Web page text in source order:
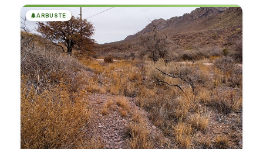
🌲ARBUSTE